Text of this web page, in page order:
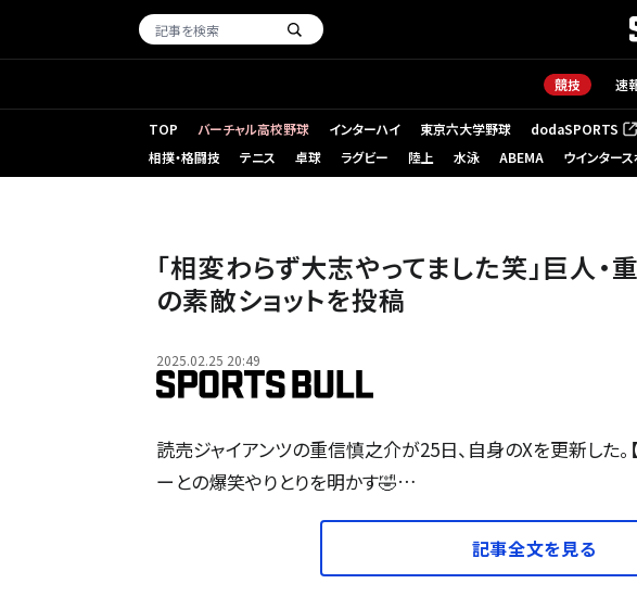
競技 速
TOP バーチャル高校野球 インターハイ 東京六大学野球 dodaSPORTS
（新しいタブで開く）
相撲・格闘技
テニス 卓球 ラグビー 陸上 水泳 ABEMA ウインター
「相変わらず大志やってました笑」巨人
の素敵ショットを投稿
2025.02.25 20:49
読売ジャイアンツの重信慎之介が25日、自身のXを更新した。
ーとの爆笑やりとりを明かす🤣…
記事全文を見る